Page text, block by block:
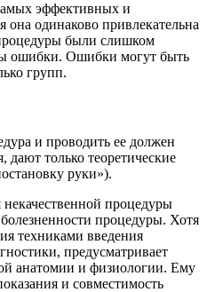
эффективных и
одинаково привлекательна
были слишком
ошибки. Ошибки могут быть
групп.
и проводить ее должен
только теоретические
руки»).
некачественной процедуры
процедуры. Хотя
техниками введения
предусматривает
анатомии и физиологии. Ему
и совместимость